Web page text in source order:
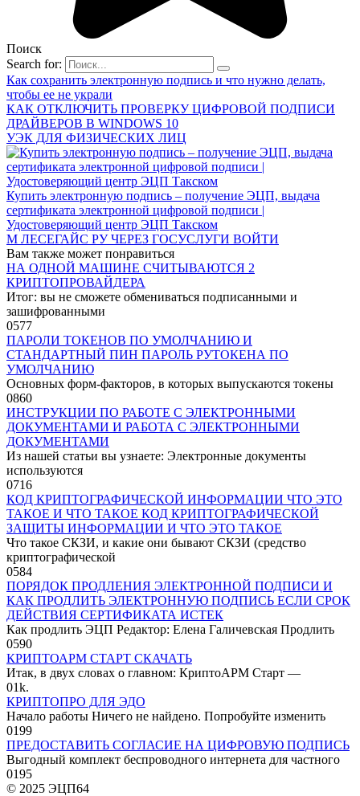
Поиск
Search for:
Как сохранить электронную подпись и что нужно делать,
чтобы ее не украли
КАК ОТКЛЮЧИТЬ ПРОВЕРКУ ЦИФРОВОЙ ПОДПИСИ
ДРАЙВЕРОВ В WINDOWS 10
УЭК ДЛЯ ФИЗИЧЕСКИХ ЛИЦ
Купить электронную подпись – получение ЭЦП, выдача
сертификата электронной цифровой подписи |
Удостоверяющий центр ЭЦП Такском
М ЛЕСЕГАЙС РУ ЧЕРЕЗ ГОСУСЛУГИ ВОЙТИ
Вам также может понравиться
НА ОДНОЙ МАШИНЕ СЧИТЫВАЮТСЯ 2
КРИПТОПРОВАЙДЕРА
Итог: вы не сможете обмениваться подписанными и
зашифрованными
0577
ПАРОЛИ ТОКЕНОВ ПО УМОЛЧАНИЮ И
СТАНДАРТНЫЙ ПИН ПАРОЛЬ РУТОКЕНА ПО
УМОЛЧАНИЮ
Основных форм-факторов, в которых выпускаются токены
0860
ИНСТРУКЦИИ ПО РАБОТЕ С ЭЛЕКТРОННЫМИ
ДОКУМЕНТАМИ И РАБОТА С ЭЛЕКТРОННЫМИ
ДОКУМЕНТАМИ
Из нашей статьи вы узнаете: Электронные документы
используются
0716
КОД КРИПТОГРАФИЧЕСКОЙ ИНФОРМАЦИИ ЧТО ЭТО
ТАКОЕ И ЧТО ТАКОЕ КОД КРИПТОГРАФИЧЕСКОЙ
ЗАЩИТЫ ИНФОРМАЦИИ И ЧТО ЭТО ТАКОЕ
Что такое СКЗИ, и какие они бывают СКЗИ (средство
криптографической
0584
ПОРЯДОК ПРОДЛЕНИЯ ЭЛЕКТРОННОЙ ПОДПИСИ И
КАК ПРОДЛИТЬ ЭЛЕКТРОННУЮ ПОДПИСЬ ЕСЛИ СРОК
ДЕЙСТВИЯ СЕРТИФИКАТА ИСТЕК
Как продлить ЭЦП Редактор: Елена Галичевская Продлить
0590
КРИПТОАРМ СТАРТ СКАЧАТЬ
Итак, в двух словах о главном: КриптоАРМ Старт —
01k.
КРИПТОПРО ДЛЯ ЭДО
Начало работы Ничего не найдено. Попробуйте изменить
0199
ПРЕДОСТАВИТЬ СОГЛАСИЕ НА ЦИФРОВУЮ ПОДПИСЬ
Выгодный комплект беспроводного интернета для частного
0195
© 2025 ЭЦП64